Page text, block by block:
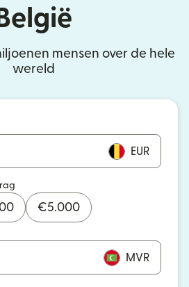
België
mensen over de hele
wereld
EUR
€5.000
MVR